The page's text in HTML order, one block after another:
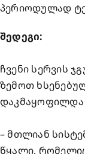
პერიოდულად
შედეგი:
ჩვენი სერვის
ზემოთ
დაკმაყოფილდა
– მთლიან
წყალი,